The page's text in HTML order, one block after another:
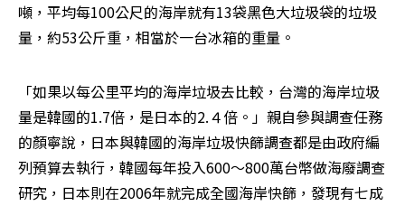
噸，平均每100公尺的海岸就有13袋黑色大垃圾袋的垃圾
量，約53公斤重，相當於一台冰箱的重量。
「如果以每公里平均的海岸垃圾去比較，台灣的海岸垃圾
量是韓國的1.7倍，是日本的2.４倍。」親自參與調查任務
的顏寧說，日本與韓國的海岸垃圾快篩調查都是由政府編
列預算去執行，韓國每年投入600～800萬台幣做海廢調查
研究，日本則在2006年就完成全國海岸快篩，發現有七成